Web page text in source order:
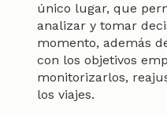
único lugar, que
analizar y tomar
momento, además
con los objetivos
monitorizarlos,
los viajes.